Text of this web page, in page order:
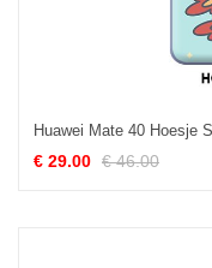
€ 29.00 € 46.00